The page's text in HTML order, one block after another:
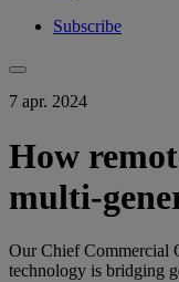
Subscribe
7 apr. 2024
How
multi-
Our Chief Commercial
technology is bridging